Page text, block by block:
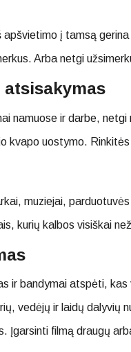
į tamsą
Arba netgi
namuose ir darbe,
kvapo uostymo.
muziejai,
kurių kalbos visiškai
ir bandymai atspėti,
vedėjų ir laidų dalyvių
Įgarsinti filmą draugų